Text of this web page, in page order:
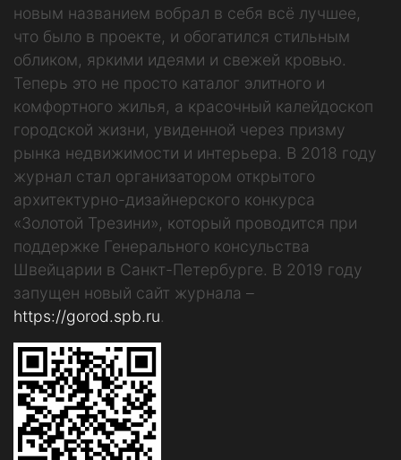
новым названием вобрал в себя всё лучшее,
что было в проекте, и обогатился стильным
обликом, яркими идеями и свежей кровью.
Теперь это не просто каталог элитного и
комфортного жилья, а красочный калейдоскоп
городской жизни, увиденной через призму
рынка недвижимости и интерьера. В 2018 году
журнал стал организатором открытого
архитектурно-дизайнерского конкурса
«Золотой Трезини», который проводится при
поддержке Генерального консульства
Швейцарии в Санкт-Петербурге. В 2019 году
запущен новый сайт журнала –
https://gorod.spb.ru.